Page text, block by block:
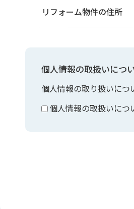
リフォーム物件の住所
個人情報の取扱いにつ
個人情報の取り扱いにつ
個人情報の取扱いにつ